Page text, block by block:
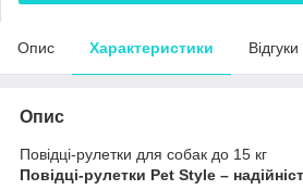
Опис Характеристики
Опис
Повідці-рулетки для собак до 15 кг
Повідці-рулетки Pet Style –